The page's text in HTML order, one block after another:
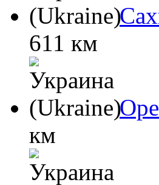
611 км
км